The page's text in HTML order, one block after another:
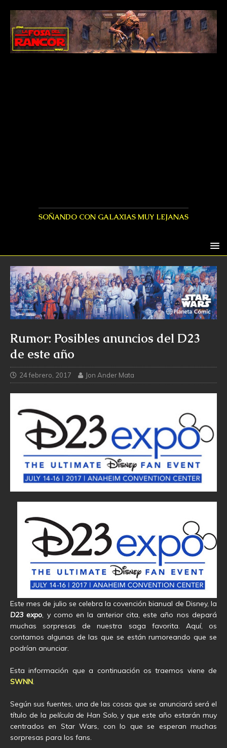
SOÑANDO CON GALAXIAS MUY LEJANAS
Rumor: Posibles anuncios del D23
de este año
24 febrero, 2017 Jon Ander Mata
Este mes de julio se celebra la covención bianual de Disney, la
D23 expo, y como en la anterior cita, este año nos depará
muchas sorpresas de nuestra saga favorita. Aquí, os
contamos algunas de las que se están rumoreando que se
podrían anunciar.
Esta información que a continuación os traemos viene de
SWNN.
Según sus fuentes, una de las cosas que se anunciará será el
título de la película de Han Solo, y que este año estarán muy
centrados en Star Wars, con lo que se esperan muchas
sorpresas para los fans.